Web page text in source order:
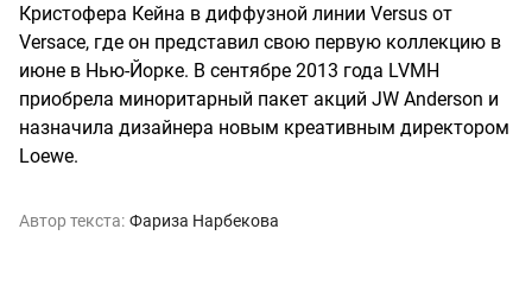
Кристофера Кейна в диффузной линии Versus от
Versace, где он представил свою первую коллекцию в
июне в Нью-Йорке. В сентябре 2013 года LVMH
приобрела миноритарный пакет акций JW Anderson и
назначила дизайнера новым креативным директором
Loewe.
Автор текста: Фариза Нарбекова